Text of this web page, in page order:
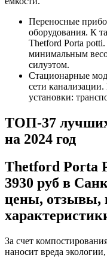
Переносные
оборудования. К
Thetford Porta
минимальным
силуэтом.
Стационарные
сети
установки:
ТОП-37 лучших
на 2024 год
Thetford Porta
3930 руб в
цены, отзывы,
За счет
наносит вреда